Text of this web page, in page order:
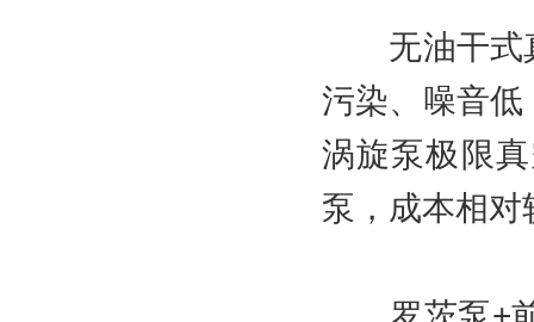
无油干式真
污染、噪音
涡旋泵极限
泵，成本相对